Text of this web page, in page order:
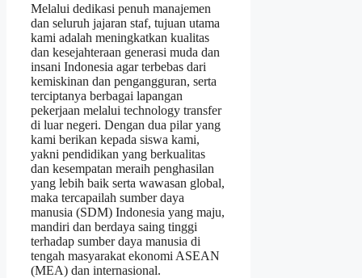
Melalui dedikasi penuh manajemen
dan seluruh jajaran staf, tujuan utama
kami adalah meningkatkan kualitas
dan kesejahteraan generasi muda dan
insani Indonesia agar terbebas dari
kemiskinan dan pengangguran, serta
terciptanya berbagai lapangan
pekerjaan melalui technology transfer
di luar negeri. Dengan dua pilar yang
kami berikan kepada siswa kami,
yakni pendidikan yang berkualitas
dan kesempatan meraih penghasilan
yang lebih baik serta wawasan global,
maka tercapailah sumber daya
manusia (SDM) Indonesia yang maju,
mandiri dan berdaya saing tinggi
terhadap sumber daya manusia di
tengah masyarakat ekonomi ASEAN
(MEA) dan internasional.